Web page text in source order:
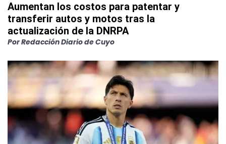
Aumentan los costos para patentar y
transferir autos y motos tras la
actualización de la DNRPA
PorRedacción Diario de Cuyo